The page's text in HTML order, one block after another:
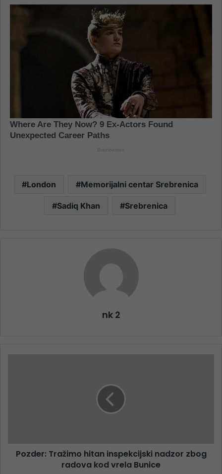
London Memorijalni centar Srebrenica
Sadiq Khan Srebrenica
nk 2
Pozder: Tražimo hitan inspekcijski nadzor zbog
radova kod vrela Bunice